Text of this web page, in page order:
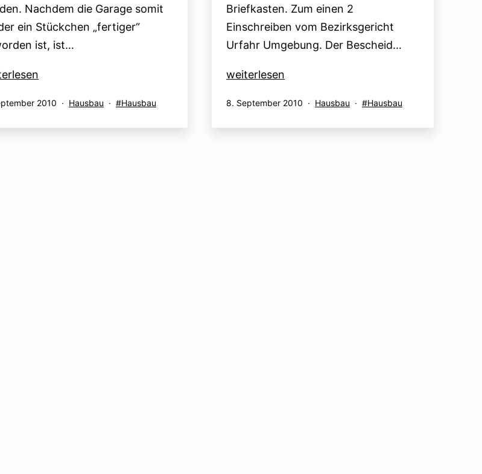
Nachdem die Garage somit
ein Stückchen „fertiger“
ist, ist…
2010
Kategorisiert
Hausbau
Verschlagwortet
Hausbau
Briefkasten. Zum einen 2
Einschreiben vom Bezirksgericht
Urfahr Umgebung. Der Bescheid…
Exkurs:
weiterlesen
Veröffentlicht
8. September 2010
Kategorisiert
Hausbau
Verschlagwortet
Hausbau